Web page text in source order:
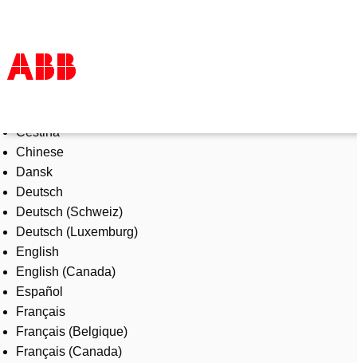
Products & Solutions
Industries
Services
About us
Where to buy
Contact us
Careers
Čeština
Chinese
Dansk
Deutsch
Deutsch (Schweiz)
Deutsch (Luxemburg)
English
English (Canada)
Español
Français
Français (Belgique)
Français (Canada)